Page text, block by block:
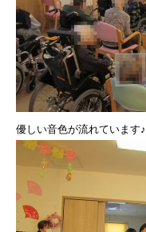
優しい音色が流れています♪